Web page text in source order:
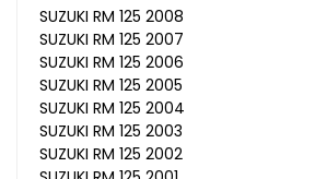
SUZUKI RM 125 2008
SUZUKI RM 125 2007
SUZUKI RM 125 2006
SUZUKI RM 125 2005
SUZUKI RM 125 2004
SUZUKI RM 125 2003
SUZUKI RM 125 2002